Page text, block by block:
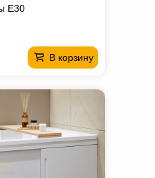
Е30
В корзину